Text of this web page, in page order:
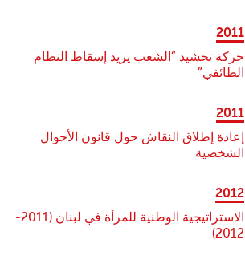
2011
حركة تحشيد “الشعب يريد إسقاط النظام
الطائفي”
2011
إعادة إطلاق النقاش حول قانون الأحوال
الشخصية
2012
الاستراتيجية الوطنية للمرأة في لبنان (2011-
2012)